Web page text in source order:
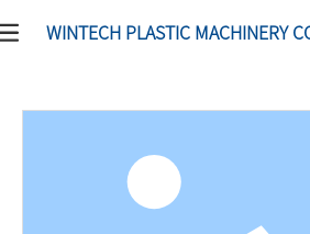
WINTECH PLASTIC MACHINERY